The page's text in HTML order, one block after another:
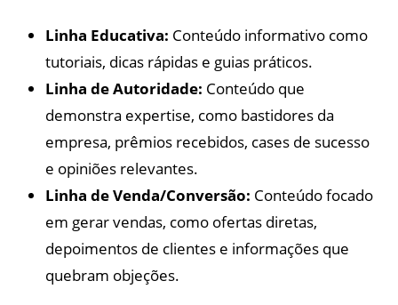
Linha Educativa: Conteúdo informativo como
tutoriais, dicas rápidas e guias práticos.
Linha de Autoridade: Conteúdo que
demonstra expertise, como bastidores da
empresa, prêmios recebidos, cases de sucesso
e opiniões relevantes.
Linha de Venda/Conversão: Conteúdo focado
em gerar vendas, como ofertas diretas,
depoimentos de clientes e informações que
quebram objeções.